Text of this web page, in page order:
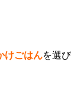
けごはんを選